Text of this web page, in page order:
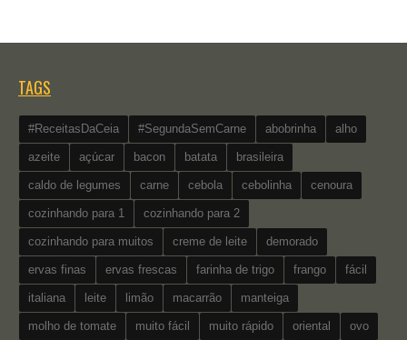
TAGS
#ReceitasDaCeia #SegundaSemCarne abobrinha alho
azeite açúcar bacon batata brasileira
caldo de legumes carne cebola cebolinha cenoura
cozinhando para 1 cozinhando para 2
cozinhando para muitos creme de leite demorado
ervas finas ervas frescas farinha de trigo frango fácil
italiana leite limão macarrão manteiga
molho de tomate muito fácil muito rápido oriental ovo